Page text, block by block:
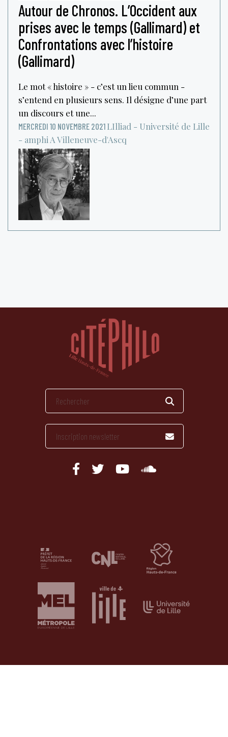
Autour de Chronos. L’Occident aux
prises avec le temps (Gallimard) et
Confrontations avec l’histoire
(Gallimard)
Le mot « histoire » - c’est un lieu commun -
s’entend en plusieurs sens. Il désigne d’une part
un discours et une...
MERCREDI 10 NOVEMBRE 2021 LIlliad - Université de Lille
- amphi AVilleneuve-d'Ascq